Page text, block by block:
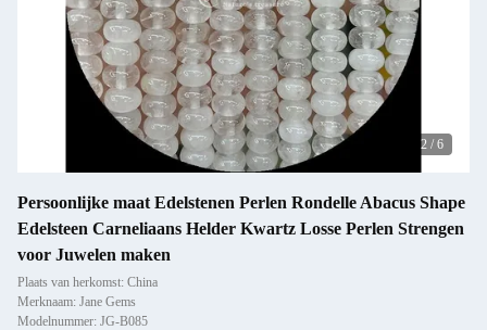
2 / 6
Persoonlijke maat Edelstenen Perlen Rondelle Abacus Shape
Edelsteen Carneliaans Helder Kwartz Losse Perlen Strengen
voor Juwelen maken
Plaats van herkomst: China
Merknaam: Jane Gems
Modelnummer: JG-B085